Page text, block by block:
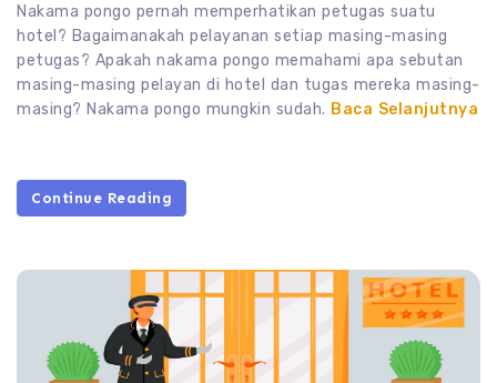
Nakama pongo pernah memperhatikan petugas suatu
hotel? Bagaimanakah pelayanan setiap masing-masing
petugas? Apakah nakama pongo memahami apa sebutan
masing-masing pelayan di hotel dan tugas mereka masing-
masing? Nakama pongo mungkin sudah. Baca Selanjutnya
Continue Reading